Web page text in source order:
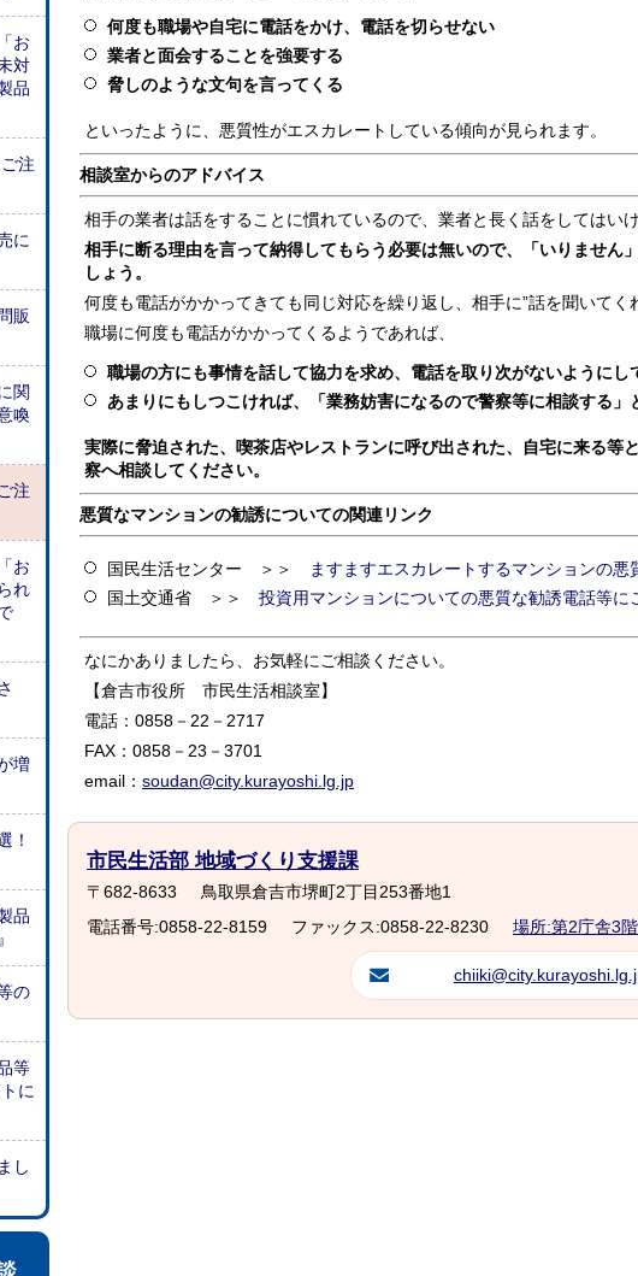
お
対
品
注
に
販
関
喚
注
お
れ
増
！
品
の
等
に
し
何度も職場や自宅に電話をかけ、電話を切らせない
業者と面会することを強要する
脅しのような文句を言ってくる
といったように、悪質性がエスカレートしている傾向が見られます。
相談室からのアドバイス
相手の業者は話をすることに慣れているので、業者と長く話をしてはい
相手に断る理由を言って納得してもらう必要は無いので、「いりません
しょう。
何度も電話がかかってきても同じ対応を繰り返し、相手に”話を聞いてく
職場に何度も電話がかかってくるようであれば、
職場の方にも事情を話して協力を求め、電話を取り次がないようにし
あまりにもしつこければ、「業務妨害になるので警察等に相談する」
実際に脅迫された、喫茶店やレストランに呼び出された、自宅に来る等
察へ相談してください。
悪質なマンションの勧誘についての関連リンク
国民生活センター ＞＞
ますますエスカレートするマンションの悪
国土交通省 ＞＞ 投資用マンションについての悪質な勧誘電話等
なにかありましたら、お気軽にご相談ください。
【倉吉市役所 市民生活相談室】
電話：0858－22－2717
FAX：0858－23－3701
email： soudan@city.kurayoshi.lg.jp
市民生活部 地域づくり支援課
〒682-8633
鳥取県倉吉市堺町2丁目253番地1
電話番号:0858-22-8159
ファックス:0858-22-8230 場所:第2庁舎3階